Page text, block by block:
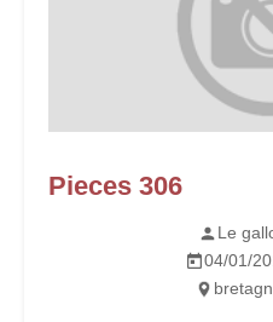
Pieces 306
Le
04/01/